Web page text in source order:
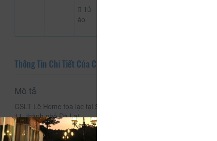
Tủ
áo
Thông Tin Chi Tiết Của CSLT Lê Home
Mô tả
CSLT Lê Home tọa lạc tại 31 Sào Nam Hùng Vương Phường
11, thành phố Đà Lạt.
Là một homestay cực rộng có thiết kế mũi thuyền độc nhất
vô nhị với các phòng dạng bungalow lại thêm view thung lũng